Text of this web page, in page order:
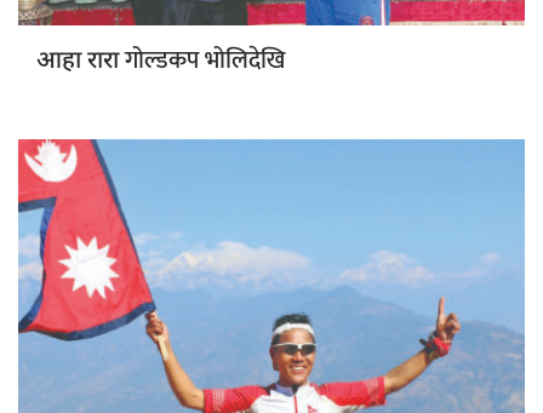
आहा रारागोल्डकप भोलिदेखि